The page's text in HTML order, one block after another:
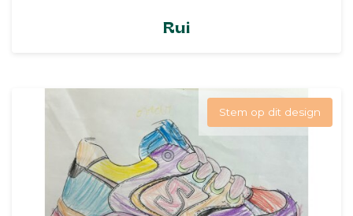
Rui
Stem op dit design